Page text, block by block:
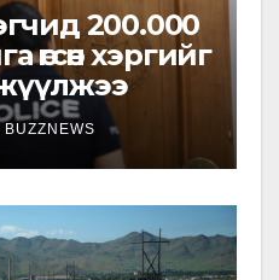
200.000
өгсөн хэргийг
BUZZNEWS